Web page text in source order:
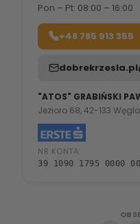
Pon – Pt: 08:00 – 16:00
+48 785 913 355
"ATOS" GRABIŃSKI
Jezioro 68, 42-133
NR KONTA:
39 1090 1795 0000